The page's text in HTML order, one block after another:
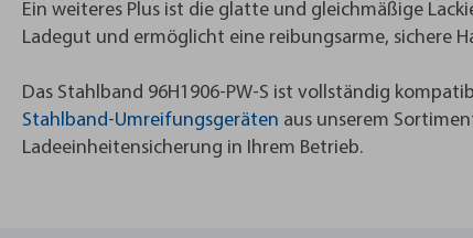
Ein weiteres Plus ist die glatte und gleichmäßige
Ladegut und ermöglicht eine reibungsarme, sichere
Das Stahlband 96H1906-PW-S ist vollständig
Stahlband-Umreifungsgeräten aus unserem
Ladeeinheitensicherung in Ihrem Betrieb.